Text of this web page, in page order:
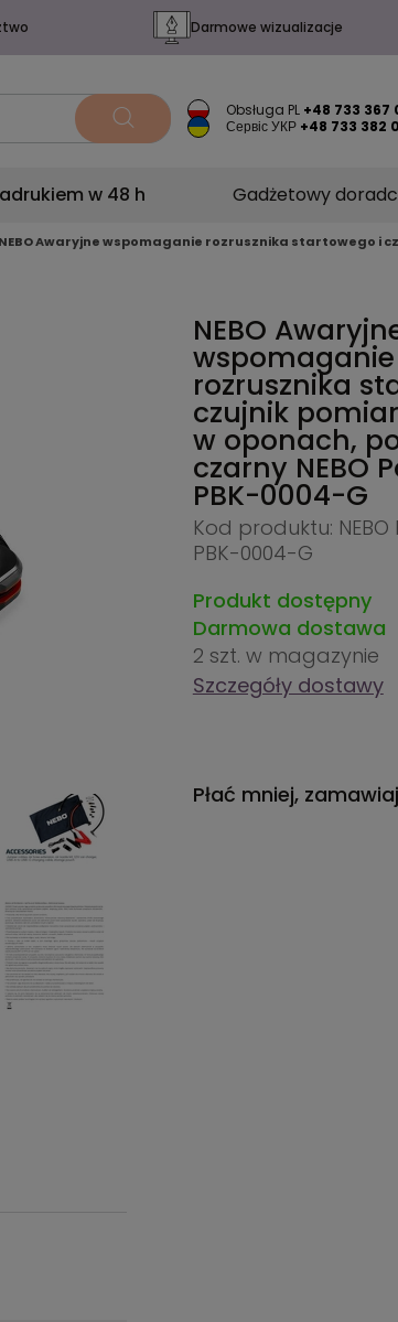
Darmowe wizualizacje
Obsługa PL +48 733 367
Сервіс УКР +48 733 382
w 48 h Gadżetowy
NEBO Awaryjne wspomaganie rozrusznika startowego i
NEBO
wspomaganie
rozrusznika
czujnik
w oponach,
czarny NEBO
PBK-0004-G
Kod produktu: NEBO
PBK-0004-G
Produkt dostępny
Darmowa dostawa
2 szt. w magazynie
Szczegóły dostawy
Płać mniej,